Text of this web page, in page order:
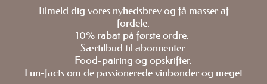
Tilmeld dig vores nyhedsbrev og få masser af
fordele:
10% rabat på første ordre.
Særtilbud til abonnenter.
Food-pairing og opskrifter.
Fun-facts om de passionerede vinbønder og meget